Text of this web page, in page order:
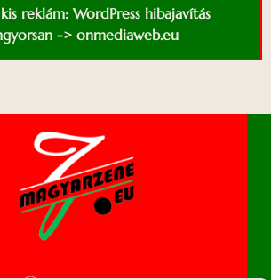
reklám: WordPress hibajavítás
-> onmediaweb.eu